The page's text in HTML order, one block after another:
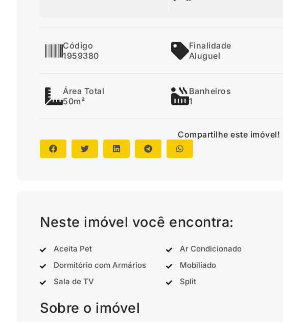
Código
1959380
Finalidade
Aluguel
Área Total
50m²
Banheiros
1
Compartilhe este imóvel!
Neste imóvel você encontra:
Aceita Pet Ar Condicionado
Dormitório com Armários
Mobiliado
Sala de TV
Split
Sobre o imóvel